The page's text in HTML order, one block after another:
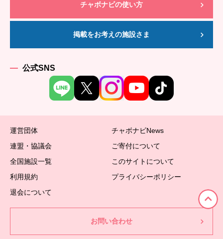
チャボナビの使い方
掲載をお考えの施設さま
公式SNS
運営団体
チャボナビNews
連盟・協議会
ご寄付について
全国施設一覧
このサイトについて
利用規約
プライバシーポリシー
退会について
お問い合わせ